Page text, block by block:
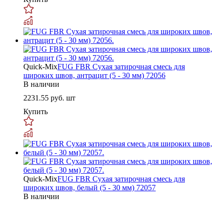
Quick-MixFUG FBR Сухая затирочная смесь для
широких швов, антрацит (5 - 30 мм) 72056
В наличии
2231.55 руб. шт
Купить
Quick-MixFUG FBR Сухая затирочная смесь для
широких швов, белый (5 - 30 мм) 72057
В наличии